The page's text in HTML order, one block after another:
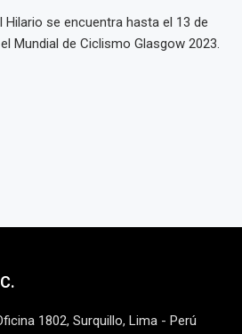
Hilario se encuentra hasta el 13 de
Mundial de Ciclismo Glasgow 2023.
1802, Surquillo, Lima - Perú